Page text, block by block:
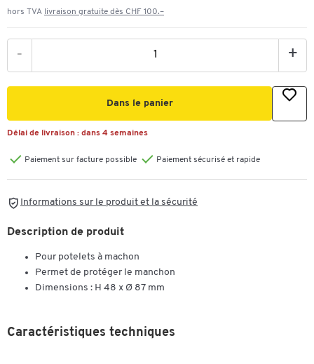
hors TVA livraison gratuite dès CHF 100.–
- +
Dans le panier
Délai de livraison : dans 4 semaines
Paiement sur facture possible Paiement sécurisé et rapide
Informations sur le produit et la sécurité
Description de produit
Pour potelets à machon
Permet de protéger le manchon
Dimensions : H 48 x Ø 87 mm
Caractéristiques techniques